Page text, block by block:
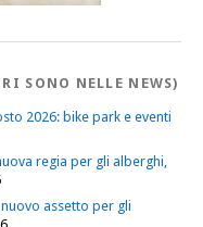
SONO NELLE NEWS)
2026: bike park e eventi
regia per gli alberghi,
assetto per gli